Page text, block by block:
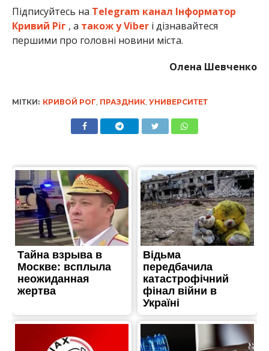
Підписуйтесь на Telegram канал Інформатор
Кривий Ріг , а також у Viberі дізнавайтеся
першими про головні новини міста.
Олена Шевченко
МІТКИ: КРИВОЙ РОГ ПРАЗДНИК, УНИВЕРСИТЕТ